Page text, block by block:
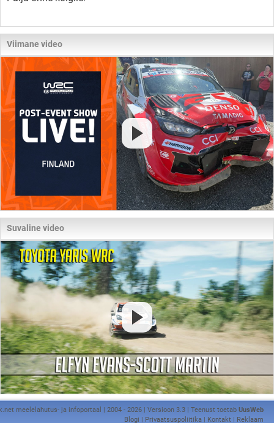
Viimane video
Suvaline video
meelelahutus- ja infoportaal | 2004 - 2026 | Versioon 3.3 | Teenust toetab UusWeb
Blogi
Privaatsuspoliitika Kontakt Reklaam